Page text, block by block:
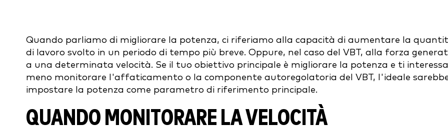
Quando parliamo di migliorare la potenza, ci riferiamo alla capacità di aumentare la
di lavoro svolto in un periodo di tempo più breve. Oppure, nel caso del VBT, alla forza
a una determinata velocità. Se il tuo obiettivo principale è migliorare la potenza e ti interessa
meno monitorare l'affaticamento o la componente autoregolatoria del VBT, l'ideale
impostare la potenza come parametro di riferimento principale.
QUANDO MONITORARE LA VELOCITÀ